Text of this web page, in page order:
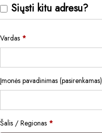
Siųsti kitu adresu?
Vardas *
Įmonės pavadinimas (pasirenkamas)
Šalis / Regionas *